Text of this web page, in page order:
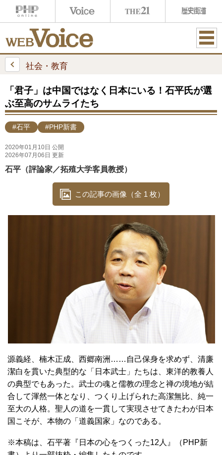
ME
社会・教育
「君子」は中国ではなく日本にいる！石平氏が選
ぶ至高のサムライたち
#石平 #PHP新書
2020年01月10日 公開
2026年07月06日 更新
石平（評論家／拓殖大学客員教授）
この記事の画像（全 1 枚）
源義経、楠木正成、西郷南洲……自己保身を求めず、清廉
潔白を貫いた典型的な「日本武士」たちは、東洋的教養人
の典型でもあった。武士の魂と儒教の理念と禅の境地が結
合して渾然一体となり、つくり上げられた高潔無比、純一
至大の人格。聖人の道を一貫して実現させてきたわが日本
国こそが、本物の「道義国家」なのである。
※本稿は、石平著『日本の心をつくった12人』（PHP新